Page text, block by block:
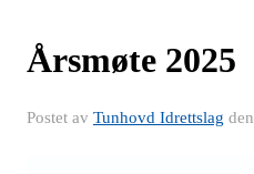
Årsmøte 2025
Postet av Tunhovd Idrettslag den